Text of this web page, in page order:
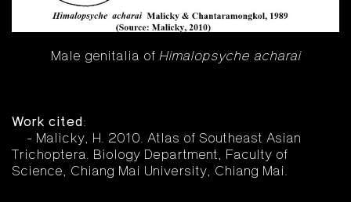
Male genitalia ofHimalopsyche acharai
Work cited:
- Malicky, H. 2010. Atlas of Southeast Asian
Trichoptera. Biology Department, Faculty of
Science, Chiang Mai University, Chiang Mai.